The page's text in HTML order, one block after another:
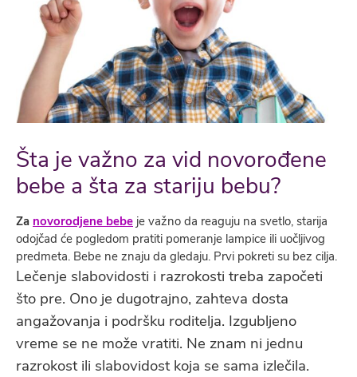
Šta je važno za vid novorođene
bebe a šta za stariju bebu?
Za novorodjene bebe je važno da reaguju na svetlo, starija
odojčad će pogledom pratiti pomeranje lampice ili uočljivog
predmeta. Bebe ne znaju da gledaju. Prvi pokreti su bez cilja.
Lečenje slabovidosti i razrokosti treba započeti
što pre. Ono je dugotrajno, zahteva dosta
angažovanja i podršku roditelja. Izgubljeno
vreme se ne može vratiti. Ne znam ni jednu
razrokost ili slabovidost koja se sama izlečila.